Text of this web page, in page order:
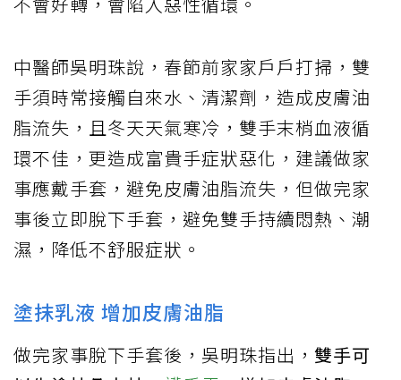
中醫師吳明珠說，春節前家家戶戶打掃，雙
手須時常接觸自來水、清潔劑，造成皮膚油
脂流失，且冬天天氣寒冷，雙手末梢血液循
環不佳，更造成富貴手症狀惡化，建議做家
事應戴手套，避免皮膚油脂流失，但做完家
事後立即脫下手套，避免雙手持續悶熱、潮
濕，降低不舒服症狀。
塗抹乳液 增加皮膚油脂
做完家事脫下手套後，吳明珠指出， 雙手可